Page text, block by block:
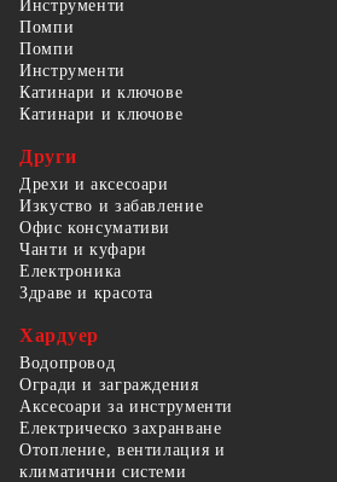
Инструменти
Помпи
Помпи
Инструменти
Катинари и ключове
Катинари и ключове
Други
Дрехи и аксесоари
Изкуство и забавление
Офис консумативи
Чанти и куфари
Електроника
Здраве и красота
Хардуер
Водопровод
Огради и заграждения
Аксесоари за инструменти
Електрическо захранване
Отопление, вентилация и
климатични системи